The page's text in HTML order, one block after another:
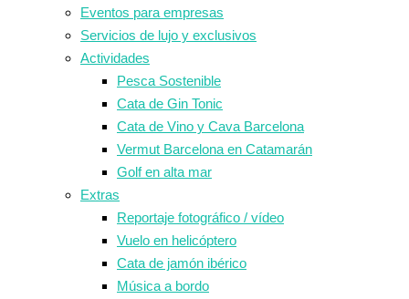
Eventos para empresas
Servicios de lujo y exclusivos
Actividades
Pesca Sostenible
Cata de Gin Tonic
Cata de Vino y Cava Barcelona
Vermut Barcelona en Catamarán
Golf en alta mar
Extras
Reportaje fotográfico / vídeo
Vuelo en helicóptero
Cata de jamón ibérico
Música a bordo